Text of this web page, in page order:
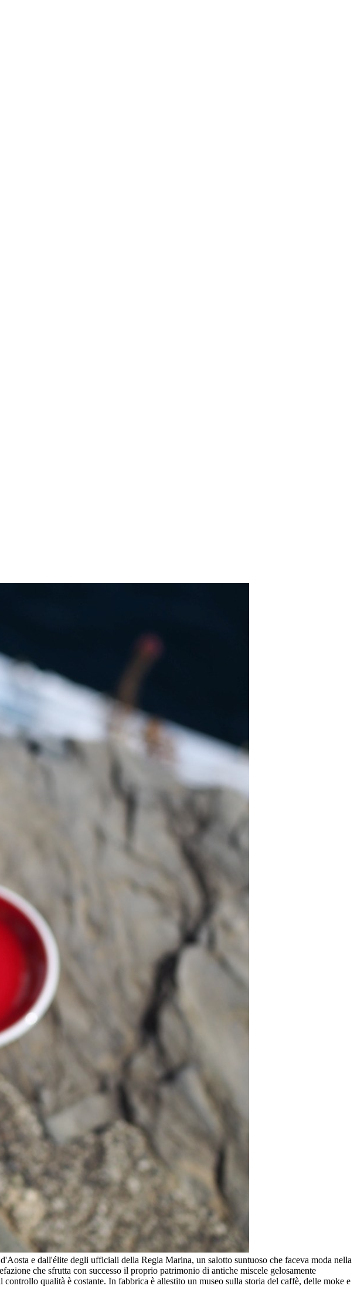
e dall'élite degli ufficiali della Regia Marina, un salotto suntuoso che faceva moda nella
che sfrutta con successo il proprio patrimonio di antiche miscele gelosamente
qualità è costante. In fabbrica è allestito un museo sulla storia del caffè, delle moke e